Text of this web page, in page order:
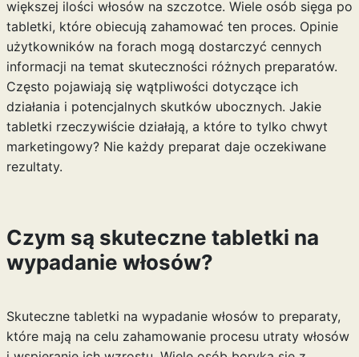
większej ilości włosów na szczotce. Wiele osób sięga po
tabletki, które obiecują zahamować ten proces. Opinie
użytkowników na forach mogą dostarczyć cennych
informacji na temat skuteczności różnych preparatów.
Często pojawiają się wątpliwości dotyczące ich
działania i potencjalnych skutków ubocznych. Jakie
tabletki rzeczywiście działają, a które to tylko chwyt
marketingowy? Nie każdy preparat daje oczekiwane
rezultaty.
Czym są skuteczne tabletki na
wypadanie włosów?
Skuteczne tabletki na wypadanie włosów to preparaty,
które mają na celu zahamowanie procesu utraty włosów